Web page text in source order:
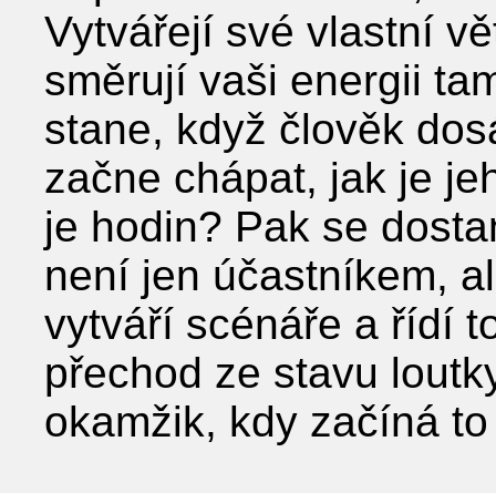
Vytvářejí své vlastní
směrují vaši energii
stane, když člověk
začne chápat, jak je
je hodin? Pak se
není jen účastníkem,
vytváří scénáře a řídí
přechod ze stavu
okamžik, kdy začíná